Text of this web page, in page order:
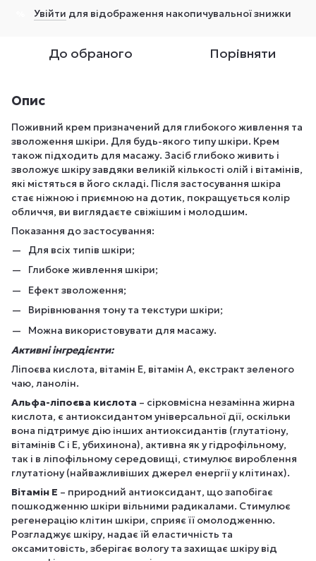
Увійти для відображення накопичувальної знижки
До обраного Порівняти
Опис
Поживний крем призначений для глибокого живлення та
зволоження шкіри. Для будь-якого типу шкіри. Крем
також підходить для масажу. Засіб глибоко живить і
зволожує шкіру завдяки великій кількості олій і вітамінів,
які містяться в його складі. Після застосування шкіра
стає ніжною і приємною на дотик, покращується колір
обличчя, ви виглядаєте свіжішим і молодшим.
Показання до застосування:
Для всіх типів шкіри;
Глибоке живлення шкіри;
Ефект зволоження;
Вирівнювання тону та текстури шкіри;
Можна використовувати для масажу.
Активні інгредієнти:
Ліпоєва кислота, вітамін Е, вітамін А, екстракт зеленого
чаю, ланолін.
Альфа-ліпоєва кислота – сірковмісна незамінна жирна
кислота, є антиоксидантом універсальної дії, оскільки
вона підтримує дію інших антиоксидантів (глутатіону,
вітамінів С і Е, убихинона), активна як у гідрофільному,
так і в ліпофільному середовищі, стимулює вироблення
глутатіону (найважливіших джерел енергії у клітинах).
Вітамін E – природний антиоксидант, що запобігає
пошкодженню шкіри вільними радикалами. Стимулює
регенерацію клітин шкіри, сприяє її омолодженню.
Розгладжує шкіру, надає їй еластичність та
оксамитовість, зберігає вологу та захищає шкіру від